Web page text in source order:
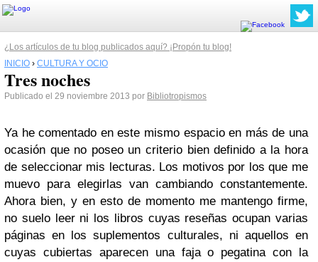
¿Los artículos de tu blog publicados aquí? ¡Propón tu blog!
INICIO › CULTURA Y OCIO
Tres noches
Publicado el 29 noviembre 2013 por Bibliotropismos
Ya he comentado en este mismo espacio en más de una
ocasión que no poseo un criterio bien definido a la hora
de seleccionar mis lecturas. Los motivos por los que me
muevo para elegirlas van cambiando constantemente.
Ahora bien, y en esto de momento me mantengo firme,
no suelo leer ni los libros cuyas reseñas ocupan varias
páginas en los suplementos culturales, ni aquellos en
cuyas cubiertas aparecen una faja o pegatina con la